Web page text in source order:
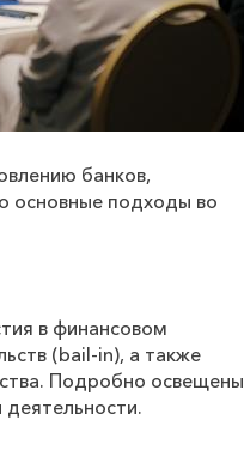
банков,
основные подходы во
в финансовом
(bail-in), а также
Подробно освещены